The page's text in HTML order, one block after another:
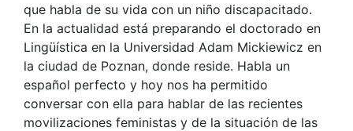
que habla de su vida con un niño discapacitado.
En la actualidad está preparando el doctorado en
Lingüística en la Universidad Adam Mickiewicz en
la ciudad de Poznan, donde reside. Habla un
español perfecto y hoy nos ha permitido
conversar con ella para hablar de las recientes
movilizaciones feministas y de la situación de las